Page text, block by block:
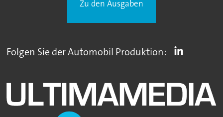
Zu den Ausgaben
Folgen Sie der Automobil Produktion: